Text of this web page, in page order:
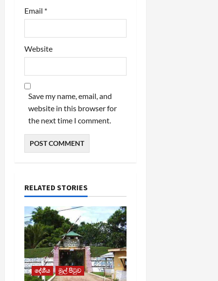
Email *
Website
Save my name, email, and
website in this browser for
the next time I comment.
RELATED STORIES
දේශීය මුල් පිටුව